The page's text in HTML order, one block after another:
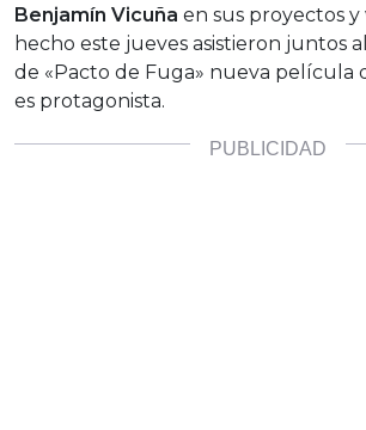
Benjamín Vicuña en sus proyectos y
hecho este jueves asistieron juntos
de «Pacto de Fuga» nueva película
es protagonista.